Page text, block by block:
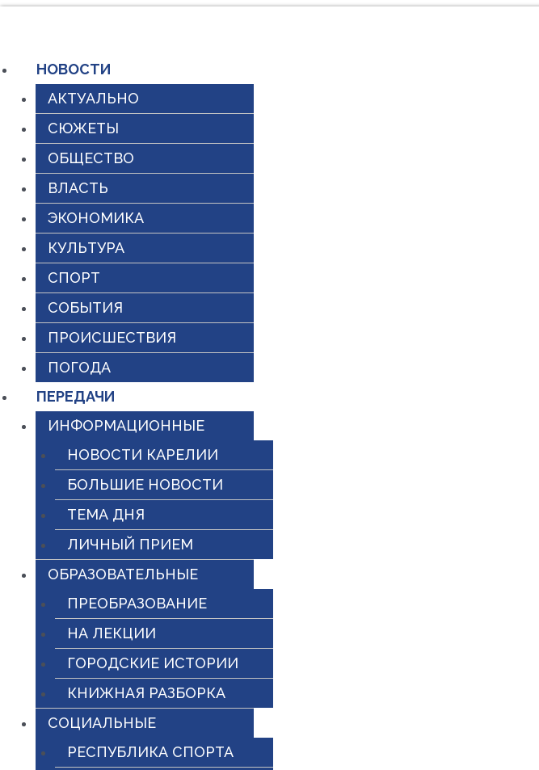
содержимому
НОВОСТИ
АКТУАЛЬНО
СЮЖЕТЫ
ОБЩЕСТВО
ВЛАСТЬ
ЭКОНОМИКА
КУЛЬТУРА
СПОРТ
СОБЫТИЯ
ПРОИСШЕСТВИЯ
ПОГОДА
ПЕРЕДАЧИ
ИНФОРМАЦИОННЫЕ
НОВОСТИ КАРЕЛИИ
БОЛЬШИЕ НОВОСТИ
ТЕМА ДНЯ
ЛИЧНЫЙ ПРИЕМ
ОБРАЗОВАТЕЛЬНЫЕ
ПРЕОБРАЗОВАНИЕ
НА ЛЕКЦИИ
ГОРОДСКИЕ ИСТОРИИ
КНИЖНАЯ РАЗБОРКА
СОЦИАЛЬНЫЕ
РЕСПУБЛИКА СПОРТА